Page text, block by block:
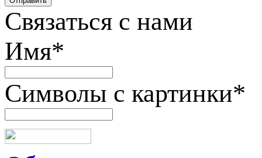
Связаться с нами
Имя*
Символы с картинки*